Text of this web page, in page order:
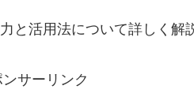
と活用法について詳しく解
ンサーリンク